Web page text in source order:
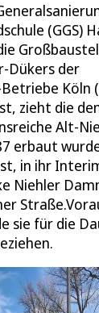
(GGS)
Dükers der
Köln
zieht die
Alt-
erbaut
in ihr
Niehler
sie für die